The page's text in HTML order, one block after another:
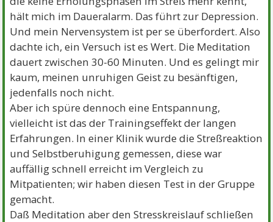
hält mich im Daueralarm. Das führt zur Depression.
Und mein Nervensystem ist per se überfordert. Also
dachte ich, ein Versuch ist es Wert. Die Meditation
dauert zwischen 30-60 Minuten. Und es gelingt mir
kaum, meinen unruhigen Geist zu besänftigen,
jedenfalls noch nicht.
Aber ich spüre dennoch eine Entspannung,
vielleicht ist das der Trainingseffekt der langen
Erfahrungen. In einer Klinik wurde die Streßreaktion
und Selbstberuhigung gemessen, diese war
auffällig schnell erreicht im Vergleich zu
Mitpatienten; wir haben diesen Test in der Gruppe
gemacht.
Daß Meditation aber den Stresskreislauf schließen